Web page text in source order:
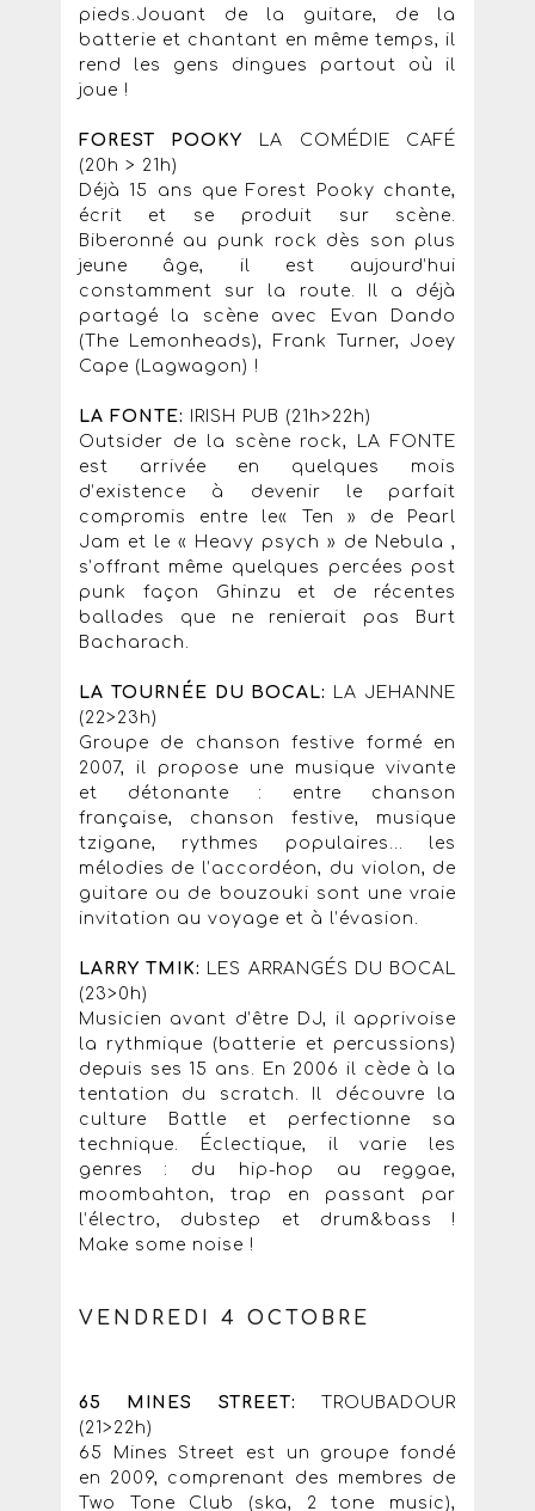
pieds.Jouant de la guitare, de la
batterie et chantant en même temps, il
rend les gens dingues partout où il
joue !
FOREST POOKY LA COMÉDIE CAFÉ
(20h > 21h)
Déjà 15 ans que Forest Pooky chante,
écrit et se produit sur scène.
Biberonné au punk rock dès son plus
jeune âge, il est aujourd’hui
constamment sur la route. Il a déjà
partagé la scène avec Evan Dando
(The Lemonheads), Frank Turner, Joey
Cape (Lagwagon) !
LA FONTE: IRISH PUB (21h>22h)
Outsider de la scène rock, LA FONTE
est arrivée en quelques mois
d’existence à devenir le parfait
compromis entre le« Ten » de Pearl
Jam et le « Heavy psych » de Nebula ,
s’offrant même quelques percées post
punk façon Ghinzu et de récentes
ballades que ne renierait pas Burt
Bacharach.
LA TOURNÉE DU BOCAL: LA JEHANNE
(22>23h)
Groupe de chanson festive formé en
2007, il propose une musique vivante
et détonante : entre chanson
française, chanson festive, musique
tzigane, rythmes populaires... les
mélodies de l’accordéon, du violon, de
guitare ou de bouzouki sont une vraie
invitation au voyage et à l’évasion.
LARRY TMIK: LES ARRANGÉS DU BOCAL
(23>0h)
Musicien avant d’être DJ, il apprivoise
la rythmique (batterie et percussions)
depuis ses 15 ans. En 2006 il cède à la
tentation du scratch. Il découvre la
culture Battle et perfectionne sa
technique. Éclectique, il varie les
genres : du hip-hop au reggae,
moombahton, trap en passant par
l’électro, dubstep et drum&bass !
Make some noise !
VENDREDI 4 OCTOBRE
65 MINES STREET:
TROUBADOUR
(21>22h)
65 Mines Street est un groupe fondé
en 2009, comprenant des membres de
Two Tone Club (ska, 2 tone music),